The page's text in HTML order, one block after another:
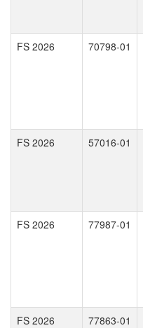
FS 2026 70798-01
FS 2026 57016-01
FS 2026 77987-01
FS 2026 77863-01